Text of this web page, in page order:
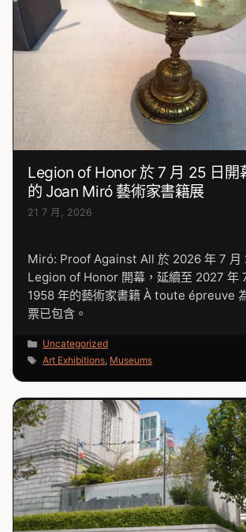
Legion of Honor 於 7 月 25 日開
的 Joan Miró 藝術家書籍展
21 7 月, 2026
Miró: Proof Against All 於 2026 年 7 月
Legion of Honor 開幕，延續至 2027 年
1958 年的藝術家書籍 À toute épreuve
票已包含。
分
類
Uncategorized
標
Art Exhibitions, Museums